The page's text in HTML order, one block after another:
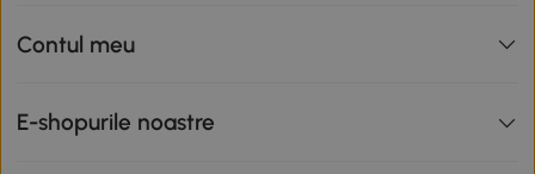
Contul meu
E-shopurile noastre